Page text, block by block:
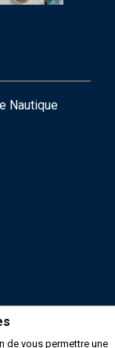
Nautique
de vous permettre une